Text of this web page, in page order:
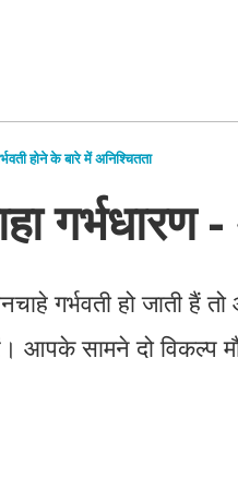
होने के बारे में अनिश्चितता
गर्भधारण
गर्भवती हो जाती हैं
आपके सामने दो विकल्प